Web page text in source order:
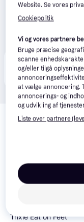
Produktet fås også
kunde i denne
Relaterede
Trixie Eat on Feet
Website. Se vores
Cookiepolitik
Vi og vores partnere
Bruge præcise
scanne
og/eller tilgå
at vælge annoncering.
annoncerings- og
og udvikling af
Liste over partnere